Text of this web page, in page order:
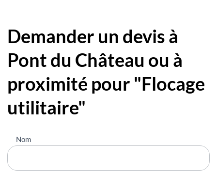
Demander un devis à
Pont du Château ou à
proximité pour "Flocage
utilitaire"
Nous
contacter
Nom